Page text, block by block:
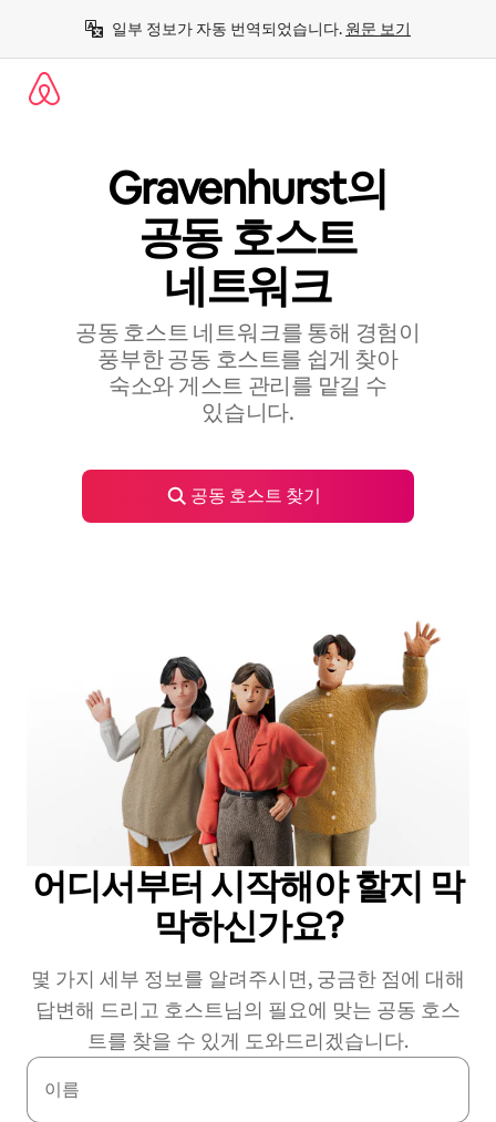
츠
일부 정보가 자동 번역되었습니다. 원문 보기
Gravenhurst의
공⁠동 호⁠스⁠트
네⁠트⁠워⁠크
공동 호스트 네트워크를 통해 경험이
풍부한 공⁠동 호⁠스⁠트⁠를 쉽⁠게 찾⁠아
숙⁠소⁠와 게⁠스⁠트 관⁠리⁠를 맡⁠길 수
있⁠습⁠니⁠다⁠.
공동 호스트 찾기
어디서부터 시작해야 할지 막
막하신가요?
몇 가지 세부 정보를 알려주시면, 궁금한 점에 대해
답변해 드리고 호스트님의 필요에 맞는 공동 호스
트를 찾을 수 있게 도와드리겠습니다.
이름